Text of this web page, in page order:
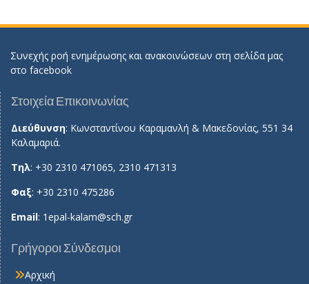
Συνεχής ροή ενημέρωσης και ανακοινώσεων στη σελίδα μας
στο facebook
Στοιχεία Επικοινωνίας
Διεύθυνση: Κωνσταντίνου Καραμανλή & Μακεδονίας, 551 34
Καλαμαριά.
Τηλ: +30 2310 471065, 2310 471313
Φαξ: +30 2310 475286
Email: 1epal-kalam@sch.gr
Γρήγοροι Σύνδεσμοι
Αρχική